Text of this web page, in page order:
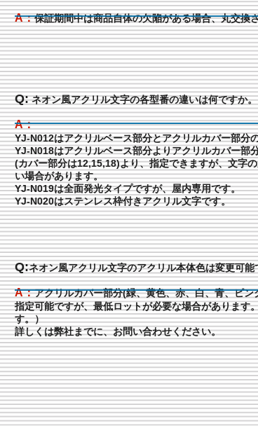
A：保証期間中は商品自体の欠陥がある場合、丸交換
Q:ネオン風アクリル文字の各型番の違いは何ですか。
A：
YJ-N012はアクリルベース部分とアクリルカバー部分
YJ-N018はアクリルベース部分よりアクリルカバー部
(カバー部分は12,15,18)より、指定できますが、文字
い場合があります。
YJ-N019は全面発光タイプですが、屋内専用です。
YJ-N020はステンレス枠付きアクリル文字です。
Q:ネオン風アクリル文字のアクリル本体色は変更可能
A：アクリルカバー部分(緑、黄色、赤、白、青、ピ
指定可能ですが、最低ロットが必要な場合があります
す。）
詳しくは弊社までに、お問い合わせください。